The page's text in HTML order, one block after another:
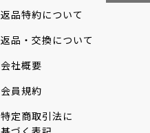
返品特約について
返品・交換について
会社概要
会員規約
特定商取引法に